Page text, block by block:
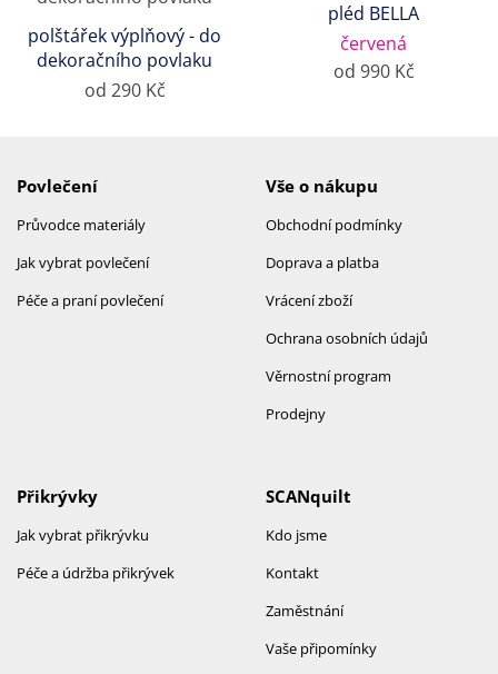
polštářek výplňový - do
dekoračního povlaku
od 290 Kč
pléd BELLA
červená
od 990 Kč
Povlečení
Průvodce materiály
Jak vybrat povlečení
Péče a praní povlečení
Vše o nákupu
Obchodní podmínky
Doprava a platba
Vrácení zboží
Ochrana osobních údajů
Věrnostní program
Prodejny
SCANquilt
Kdo jsme
Kontakt
Zaměstnání
Vaše připomínky
Přikrývky
Jak vybrat přikrývku
Péče a údržba přikrývek